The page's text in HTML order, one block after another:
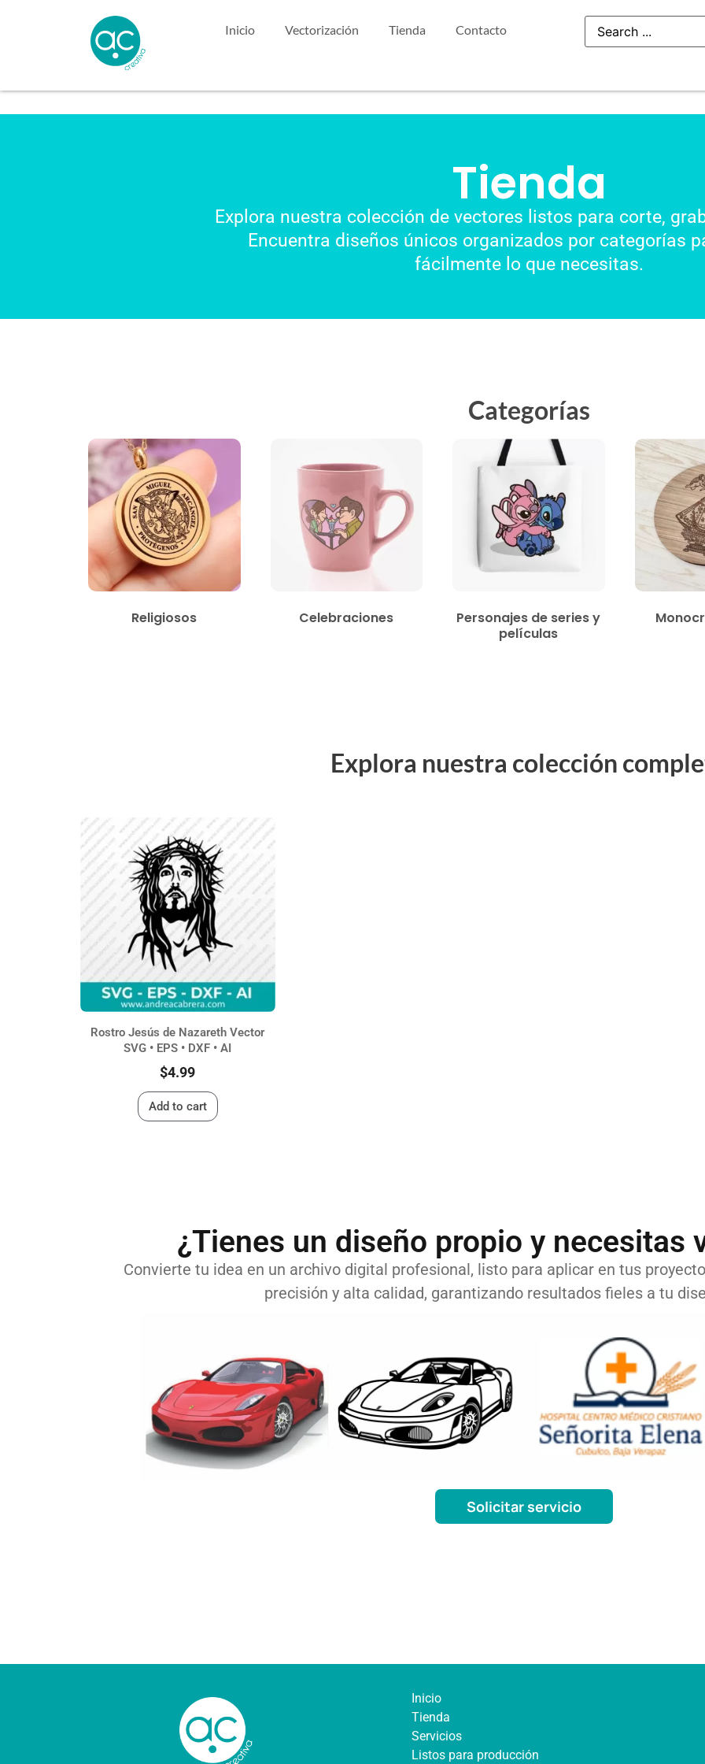
Inicio Vectorización Tienda Contacto
Tienda
Explora nuestra colección de vectores listos para corte,
Encuentra diseños únicos organizados por categorías
fácilmente lo que necesitas.
Categorías
Religiosos Celebraciones
Personajes de series y
películas
Explora nuestra colección
Rostro Jesús de Nazareth Vector
SVG • EPS • DXF • AI
$4.99
Add to cart
¿Tienes un diseño propio y necesitas
Convierte tu idea en un archivo digital profesional, listo para aplicar en tus
precisión y alta calidad, garantizando resultados fieles a tu
Solicitar servicio
Inicio
Tienda
Servicios
Listos para producción